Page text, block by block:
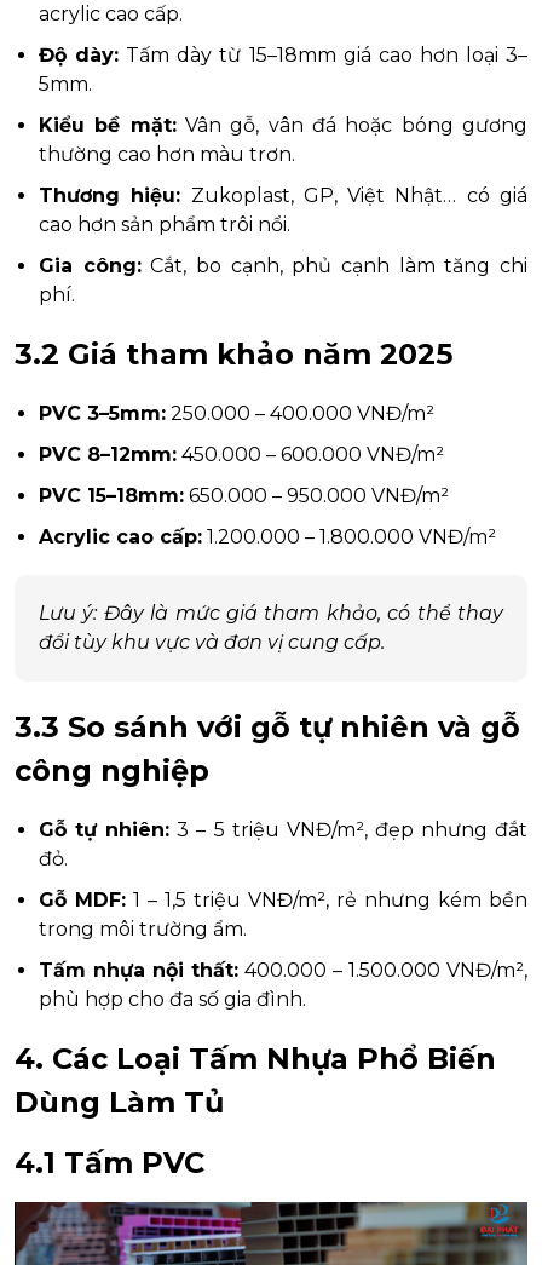
acrylic cao cấp.
Độ dày: Tấm dày từ 15–18mm giá cao hơn loại 3–
5mm.
Kiểu bề mặt:Vân gỗ, vân đá hoặc bóng gương
thường cao hơn màu trơn.
Thương hiệu: Zukoplast, GP, Việt Nhật… có giá
cao hơn sản phẩm trôi nổi.
Gia công:Cắt, bo cạnh, phủ cạnh làm tăng chi
phí.
3.2 Giá tham khảo năm 2025
PVC 3–5mm: 250.000 – 400.000 VNĐ/m²
PVC 8–12mm: 450.000 – 600.000 VNĐ/m²
PVC 15–18mm: 650.000 – 950.000 VNĐ/m²
Acrylic cao cấp: 1.200.000 – 1.800.000 VNĐ/m²
Lưu ý: Đây là mức giá tham khảo, có thể thay
đổi tùy khu vực và đơn vị cung cấp.
3.3 So sánh với gỗ tự nhiên và gỗ
công nghiệp
Gỗ tự nhiên: 3 – 5 triệu VNĐ/m², đẹp nhưng đắt
đỏ.
Gỗ MDF: 1 – 1,5 triệu VNĐ/m², rẻ nhưng kém bền
trong môi trường ẩm.
Tấm nhựa nội thất: 400.000 – 1.500.000 VNĐ/m²,
phù hợp cho đa số gia đình.
4. Các Loại Tấm Nhựa Phổ Biến
Dùng Làm Tủ
4.1 Tấm PVC